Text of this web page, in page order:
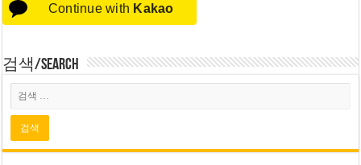
Continue with Kakao
검색/Search